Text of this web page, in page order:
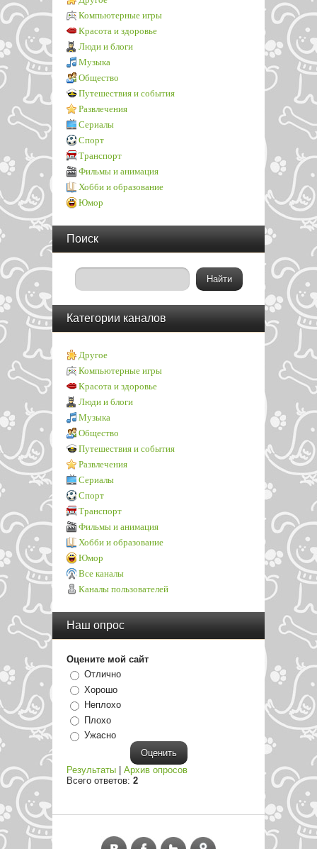
Компьютерные игры
Красота и здоровье
Люди и блоги
Музыка
Общество
Путешествия и события
Развлечения
Сериалы
Спорт
Транспорт
Фильмы и анимация
Хобби и образование
Юмор
Поиск
Категории каналов
Другое
Компьютерные игры
Красота и здоровье
Люди и блоги
Музыка
Общество
Путешествия и события
Развлечения
Сериалы
Спорт
Транспорт
Фильмы и анимация
Хобби и образование
Юмор
Все каналы
Каналы пользователей
Наш опрос
Оцените мой сайт
Отлично
Хорошо
Неплохо
Плохо
Ужасно
Результаты
Архив опросов
Всего ответов: 2